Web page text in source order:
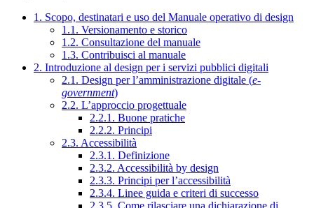
1. Scopo, destinatari e uso del Manuale operativo di design
1.1. Versionamento e storico
1.2. Consultazione del manuale
1.3. Contribuisci al manuale
2. Introduzione al design per i servizi pubblici digitali
2.1. Design per l’amministrazione digitale (e-
government)
2.2. L’approccio progettuale
2.2.1. Buone pratiche
2.2.2. Principi
2.3. Accessibilità
2.3.1. Definizione
2.3.2. Accessibilità by design
2.3.3. Principi per l’accessibilità
2.3.4. Linee guida e criteri di successo
2.3.5. Come rilasciare una dichiarazione di